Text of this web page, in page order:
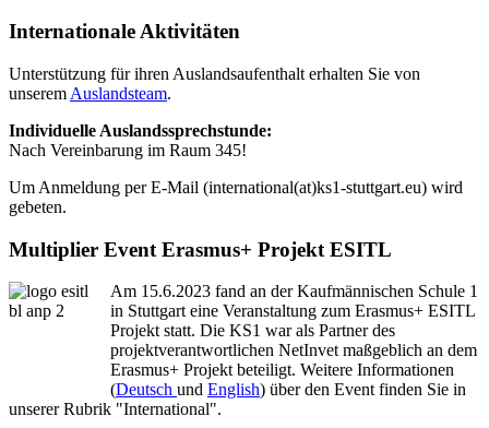
Internationale Aktivitäten
Unterstützung für ihren Auslandsaufenthalt erhalten Sie von
unserem Auslandsteam.
Individuelle Auslandssprechstunde:
Nach Vereinbarung im Raum 345!
Um Anmeldung per E-Mail (international(at)ks1-stuttgart.eu) wird
gebeten.
Multiplier Event Erasmus+ Projekt ESITL
Am 15.6.2023 fand an der Kaufmännischen Schule 1
in Stuttgart eine Veranstaltung zum Erasmus+ ESITL
Projekt statt. Die KS1 war als Partner des
projektverantwortlichen NetInvet maßgeblich an dem
Erasmus+ Projekt beteiligt. Weitere Informationen
(Deutsch und English) über den Event finden Sie in
unserer Rubrik "International".